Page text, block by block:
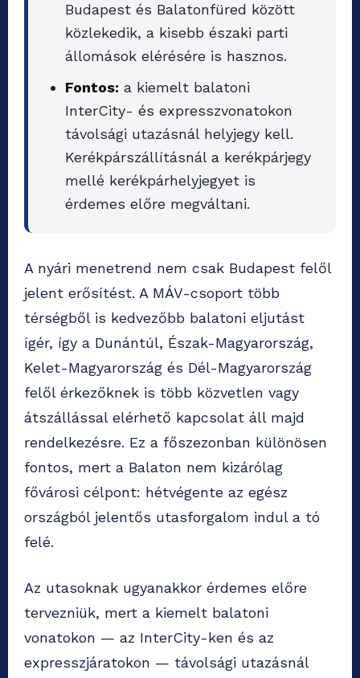
Budapest és Balatonfüred között
közlekedik, a kisebb északi parti
állomások elérésére is hasznos.
Fontos: a kiemelt balatoni
InterCity- és expresszvonatokon
távolsági utazásnál helyjegy kell.
Kerékpárszállításnál a kerékpárjegy
mellé kerékpárhelyjegyet is
érdemes előre megváltani.
A nyári menetrend nem csak Budapest felől
jelent erősítést. A MÁV-csoport több
térségből is kedvezőbb balatoni eljutást
ígér, így a Dunántúl, Észak-Magyarország,
Kelet-Magyarország és Dél-Magyarország
felől érkezőknek is több közvetlen vagy
átszállással elérhető kapcsolat áll majd
rendelkezésre. Ez a főszezonban különösen
fontos, mert a Balaton nem kizárólag
fővárosi célpont: hétvégente az egész
országból jelentős utasforgalom indul a tó
felé.
Az utasoknak ugyanakkor érdemes előre
tervezniük, mert a kiemelt balatoni
vonatokon — az InterCity-ken és az
expresszjáratokon — távolsági utazásnál